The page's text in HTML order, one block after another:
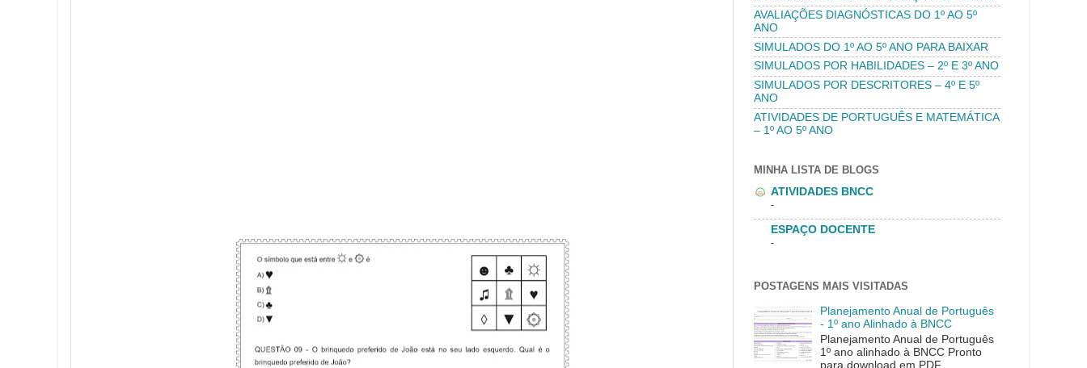
AVALIAÇÕES DIAGNÓSTICAS DO 1º AO 5º
ANO
SIMULADOS DO 1º AO 5º ANO PARA BAIXAR
SIMULADOS POR HABILIDADES – 2º E 3º ANO
SIMULADOS POR DESCRITORES – 4º E 5º
ANO
ATIVIDADES DE PORTUGUÊS E MATEMÁTICA
– 1º AO 5º ANO
MINHA LISTA DE BLOGS
ATIVIDADES BNCC
-
ESPAÇO DOCENTE
-
POSTAGENS MAIS VISITADAS
Planejamento Anual de Português
- 1º ano Alinhado à BNCC
Planejamento Anual de Português
1º ano alinhado à BNCC Pronto
para download em PDF.